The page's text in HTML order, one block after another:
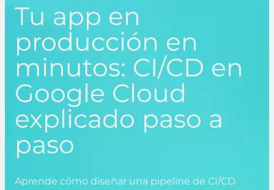
Tu app en
producción en
minutos: CI/CD en
Google Cloud
explicado paso a
paso
Aprende cómo diseñar una pipeline de CI/CD